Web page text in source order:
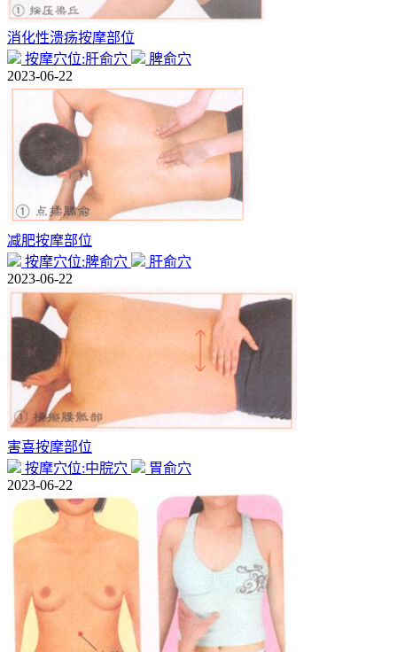
消化性溃疡按摩部位
按摩穴位:肝俞穴
脾俞穴
2023-06-22
减肥按摩部位
按摩穴位:脾俞穴
肝俞穴
2023-06-22
害喜按摩部位
按摩穴位:中脘穴
胃俞穴
2023-06-22